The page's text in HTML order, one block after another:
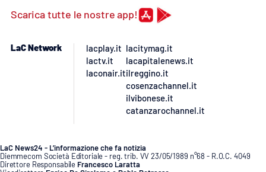
Scarica tutte le nostre app!
LaC Network
lacplay.it
lactv.it
laconair.it
lacitymag.it
lacapitalenews.it
ilreggino.it
cosenzachannel.it
ilvibonese.it
catanzarochannel.it
LaC News24 - L’informazione che fa notizia
Diemmecom Società Editoriale - reg. trib. VV 23/05/1989 n°68 - R.O.C. 4049
Direttore Responsabile Francesco Laratta